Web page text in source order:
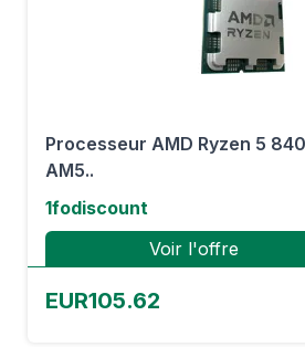
Processeur AMD Ryzen 5
AM5..
1fodiscount
Voir l'offre
EUR105.62